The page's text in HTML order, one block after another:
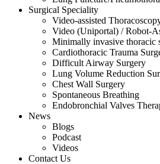
Surgical Speciality
Video-assisted
Video (Uniportal) / Robot-
Minimally invasive thoracic
Cardiothoracic Trauma
Difficult Airway Surgery
Lung Volume Reduction
Chest Wall Surgery
Spontaneous Breathing
Endobronchial Valves
News
Blogs
Podcast
Videos
Contact Us